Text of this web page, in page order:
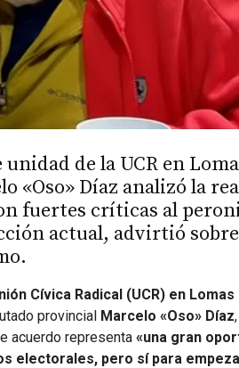
de la UCR en
«Oso» Díaz analizó la
fuertes críticas al
actual, advirtió
Cívica Radical (UCR) en
provincial Marcelo «Oso» Díaz
acuerdo representa «una gran
electorales, pero sí para